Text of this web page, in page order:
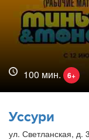
100 мин. 6+
Уссури
ул. Светланская, д.